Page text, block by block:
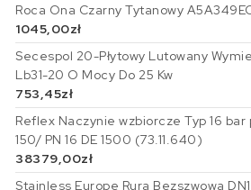
Roca Ona Czarny Tytanowy
1045,00zł
Secespol 20-Płytowy Lutowany
Lb31-20 O Mocy Do 25 Kw
753,45zł
Reflex Naczynie wzbiorcze Typ 16 bar
150/ PN 16 DE 1500 (73.11.640)
38379,00zł
Stainless Europe Rura Bezszwowa